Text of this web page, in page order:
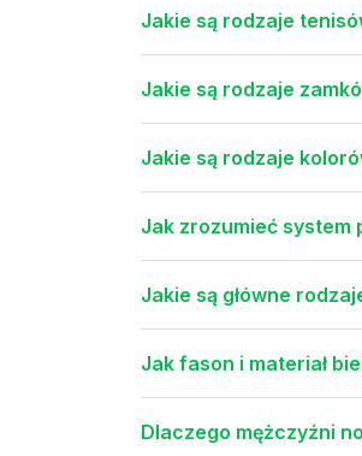
Jakie są rodzaje
Jakie są rodzaje
Jakie są rodzaje
Jak zrozumieć system
Jakie są główne
Jak fason i materiał
Dlaczego mężczyźni